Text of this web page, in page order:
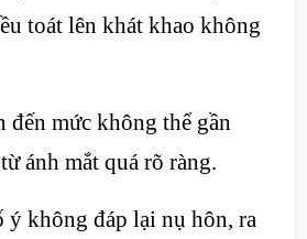
toát lên khát khao không
đến mức không thể gần
ánh mắt quá rõ ràng.
ý không đáp lại nụ hôn, ra